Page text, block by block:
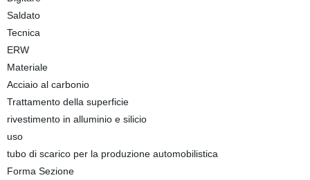
Saldato
Tecnica
ERW
Materiale
Acciaio al carbonio
Trattamento della superficie
rivestimento in alluminio e silicio
uso
tubo di scarico per la produzione automobilistica
Forma Sezione